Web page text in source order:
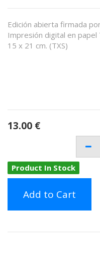
Edición abierta firmada
Impresión digital en
15 x 21 cm. (TXS)
13.00 €
Product In Stock
Add to Cart